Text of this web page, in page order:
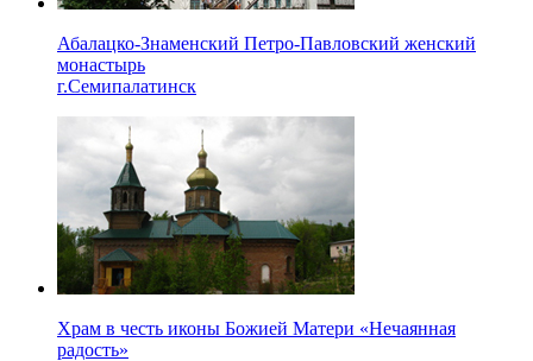
Абалацко-Знаменский Петро-Павловский женский
монастырь
г.Семипалатинск
Храм в честь иконы Божией Матери «Нечаянная
радость»